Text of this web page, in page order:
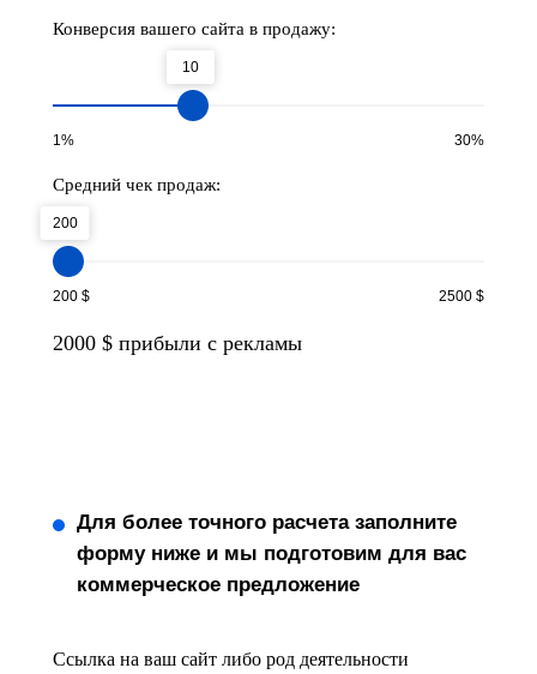
Ссылка на ваш сайт либо род деятельности
Конверсия вашего сайта в продажу:
10
1% 30%
Средний чек продаж:
200
200 $ 2500 $
2000 $ прибыли с рекламы
Для более точного расчета заполните
форму ниже и мы подготовим для вас
коммерческое предложение